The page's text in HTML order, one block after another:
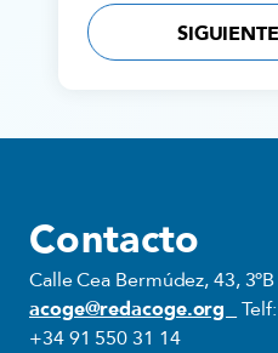
Contacto
Calle Cea Bermúdez, 43,
acoge@redacoge.org
Telf:
+34 91 550 31 14